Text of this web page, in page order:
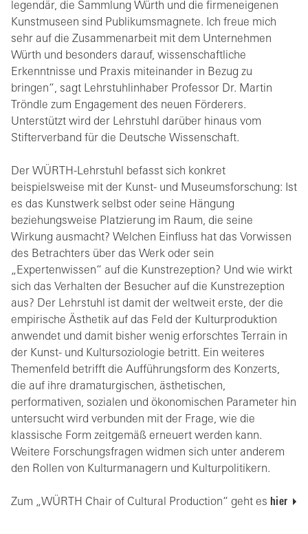
legendär, die Sammlung Würth und die firmeneigenen
Kunstmuseen sind Publikumsmagnete. Ich freue mich
sehr auf die Zusammenarbeit mit dem Unternehmen
Würth und besonders darauf, wissenschaftliche
Erkenntnisse und Praxis miteinander in Bezug zu
bringen“, sagt Lehrstuhlinhaber Professor Dr. Martin
Tröndle zum Engagement des neuen Förderers.
Unterstützt wird der Lehrstuhl darüber hinaus vom
Stifterverband für die Deutsche Wissenschaft.
Der WÜRTH-Lehrstuhl befasst sich konkret
beispielsweise mit der Kunst- und Museumsforschung: Ist
es das Kunstwerk selbst oder seine Hängung
beziehungsweise Platzierung im Raum, die seine
Wirkung ausmacht? Welchen Einfluss hat das Vorwissen
des Betrachters über das Werk oder sein
„Expertenwissen“ auf die Kunstrezeption? Und wie wirkt
sich das Verhalten der Besucher auf die Kunstrezeption
aus? Der Lehrstuhl ist damit der weltweit erste, der die
empirische Ästhetik auf das Feld der Kulturproduktion
anwendet und damit bisher wenig erforschtes Terrain in
der Kunst- und Kultursoziologie betritt. Ein weiteres
Themenfeld betrifft die Aufführungsform des Konzerts,
die auf ihre dramaturgischen, ästhetischen,
performativen, sozialen und ökonomischen Parameter hin
untersucht wird verbunden mit der Frage, wie die
klassische Form zeitgemäß erneuert werden kann.
Weitere Forschungsfragen widmen sich unter anderem
den Rollen von Kulturmanagern und Kulturpolitikern.
Zum „WÜRTH Chair of Cultural Production“ geht es hier